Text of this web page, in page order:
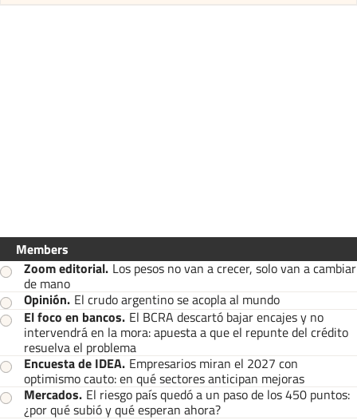
Members
Zoom editorial. Los pesos no van a crecer, solo van a cambiar
de mano
Opinión. El crudo argentino se acopla al mundo
El foco en bancos. El BCRA descartó bajar encajes y no
intervendrá en la mora: apuesta a que el repunte del crédito
resuelva el problema
Encuesta de IDEA. Empresarios miran el 2027 con
optimismo cauto: en qué sectores anticipan mejoras
Mercados. El riesgo país quedó a un paso de los 450 puntos:
¿por qué subió y qué esperan ahora?